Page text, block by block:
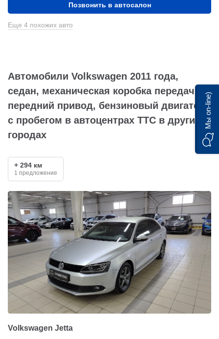
Позвонить в автосалон
Еще 4 похожих авто
Автомобили Volkswagen 2011 года,
седан, механическая коробка передач,
передний привод, бензиновый двигатель
с пробегом в автоцентрах ТТС в других
городах
+ 294 км
1 предложение
Volkswagen Jetta
Мы on-line)